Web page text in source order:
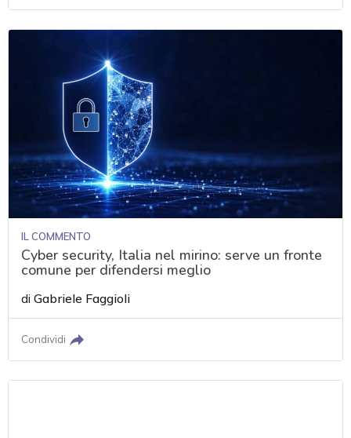
IL COMMENTO
Cyber security, Italia nel mirino: serve un fronte
comune per difendersi meglio
diGabriele Faggioli
Condividi